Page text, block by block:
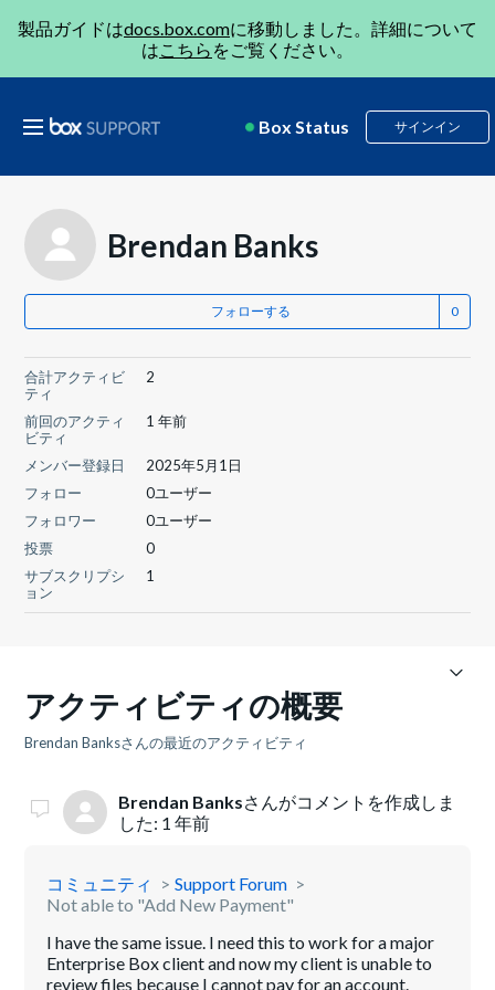
製品ガイドはdocs.box.comに移動しました。詳細について
はこちら をご覧ください。
Box Status サインイン
Brendan Banks
フォローする
合計アクティビ
ティ
2
前回のアクティ
ビティ
1 年前
メンバー登録日
2025年5月1日
フォロー
0ユーザー
フォロワー
0ユーザー
投票
0
サブスクリプシ
ョン
1
アクティビティの概要
Brendan Banksさんの最近のアクティビティ
Brendan Banksさんがコメントを作成しま
した: 1 年前
コミュニティ
Support Forum
Not able to "Add New Payment"
I have the same issue. I need this to work for a major
Enterprise Box client and now my client is unable to
review files because I cannot pay for an account.